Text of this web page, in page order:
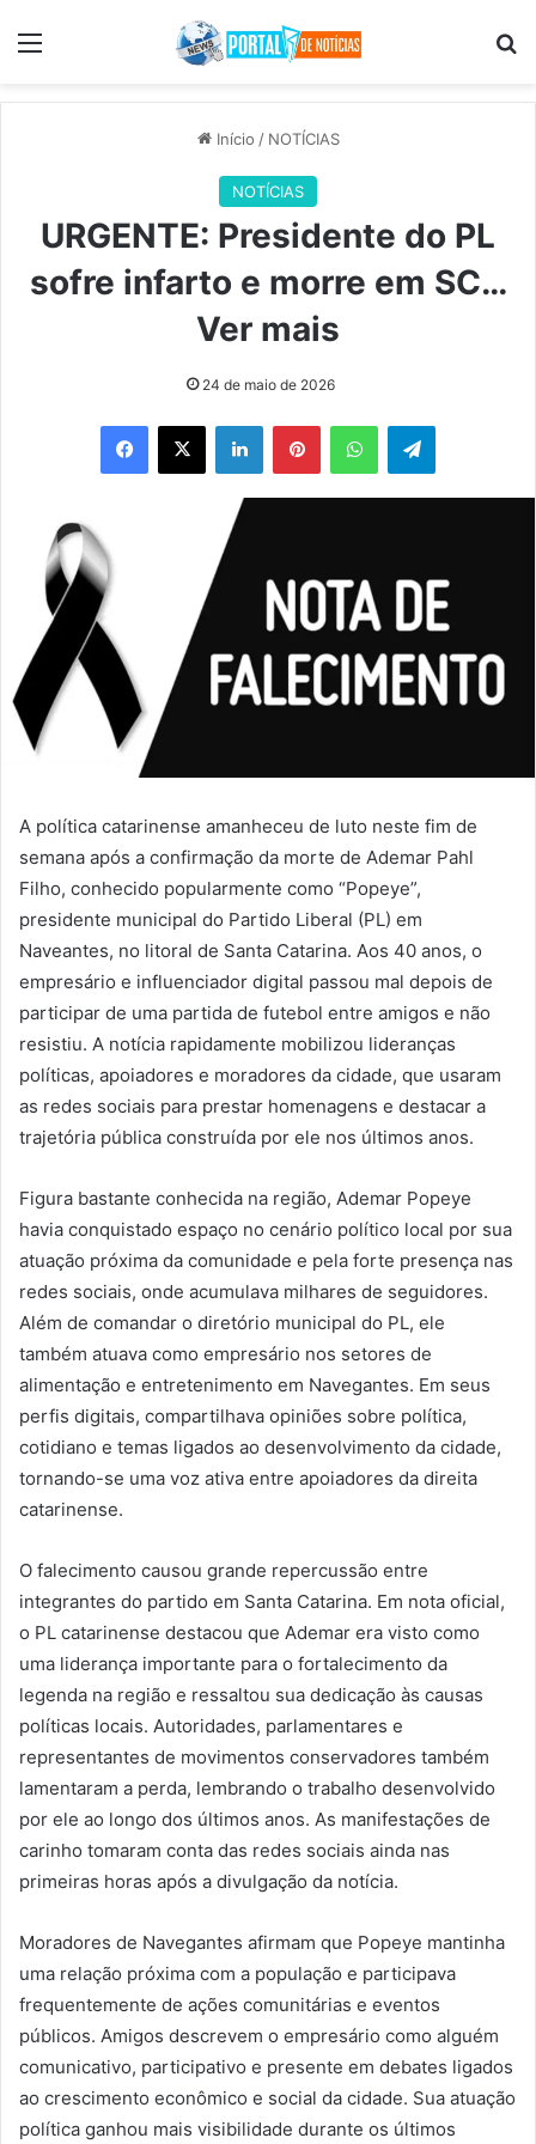
Menu
Início / NOTÍCIAS
NOTÍCIAS
URGENTE: Presidente do PL
sofre infarto e morre em SC…
Ver mais
24 de maio de 2026
Facebook
X LinkedinPinterestWhatsAppTelegram
A política catarinense amanheceu de luto neste fim de
semana após a confirmação da morte de Ademar Pahl
Filho, conhecido popularmente como “Popeye”,
presidente municipal do Partido Liberal (PL) em
Naveantes, no litoral de Santa Catarina. Aos 40 anos, o
empresário e influenciador digital passou mal depois de
participar de uma partida de futebol entre amigos e não
resistiu. A notícia rapidamente mobilizou lideranças
políticas, apoiadores e moradores da cidade, que usaram
as redes sociais para prestar homenagens e destacar a
trajetória pública construída por ele nos últimos anos.
Figura bastante conhecida na região, Ademar Popeye
havia conquistado espaço no cenário político local por sua
atuação próxima da comunidade e pela forte presença nas
redes sociais, onde acumulava milhares de seguidores.
Além de comandar o diretório municipal do PL, ele
também atuava como empresário nos setores de
alimentação e entretenimento em Navegantes. Em seus
perfis digitais, compartilhava opiniões sobre política,
cotidiano e temas ligados ao desenvolvimento da cidade,
tornando-se uma voz ativa entre apoiadores da direita
catarinense.
O falecimento causou grande repercussão entre
integrantes do partido em Santa Catarina. Em nota oficial,
o PL catarinense destacou que Ademar era visto como
uma liderança importante para o fortalecimento da
legenda na região e ressaltou sua dedicação às causas
políticas locais. Autoridades, parlamentares e
representantes de movimentos conservadores também
lamentaram a perda, lembrando o trabalho desenvolvido
por ele ao longo dos últimos anos. As manifestações de
carinho tomaram conta das redes sociais ainda nas
primeiras horas após a divulgação da notícia.
Moradores de Navegantes afirmam que Popeye mantinha
uma relação próxima com a população e participava
frequentemente de ações comunitárias e eventos
públicos. Amigos descrevem o empresário como alguém
comunicativo, participativo e presente em debates ligados
ao crescimento econômico e social da cidade. Sua atuação
política ganhou mais visibilidade durante os últimos